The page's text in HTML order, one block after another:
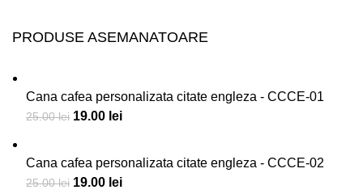
PRODUSE ASEMANATOARE
Cana cafea personalizata citate engleza - CCCE-01
25.00lei 19.00 lei
Cana cafea personalizata citate engleza - CCCE-02
25.00lei 19.00 lei